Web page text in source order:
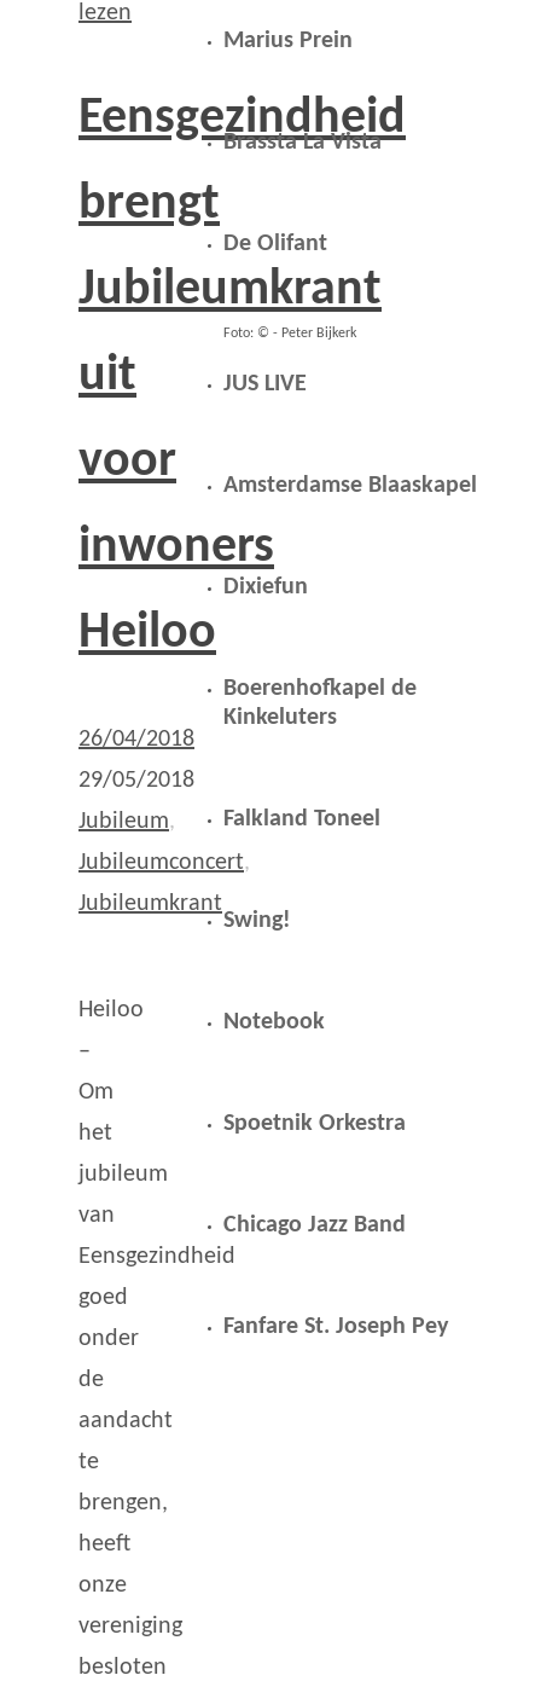
lezen
Eensgezindheid
brengt
Jubileumkrant
uit
voor
inwoners
Heiloo
26/04/2018
29/05/2018
Jubileum,
Jubileumconcert,
Jubileumkrant
Heiloo
–
Om
het
jubileum
van
Eensgezindheid
goed
onder
de
aandacht
te
brengen,
heeft
onze
vereniging
besloten
Marius Prein
Brassta La Vista
De Olifant
Foto: © - Peter Bijkerk
JUS LIVE
Amsterdamse Blaaskapel
Dixiefun
Boerenhofkapel de
Kinkeluters
Falkland Toneel
Swing!
Notebook
Spoetnik Orkestra
Chicago Jazz Band
Fanfare St. Joseph Pey